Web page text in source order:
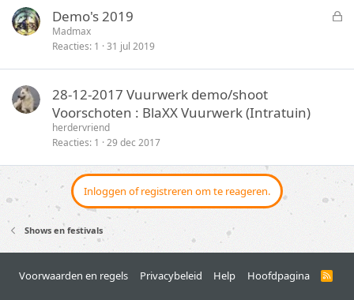
G
Demo's 2019
Madmax
Reacties 1 31 jul 2019
28-12-2017 Vuurwerk demo/shoot
Voorschoten : BlaXX Vuurwerk (Intratuin)
herdervriend
Reacties 1 29 dec 2017
Inloggen of registreren om te reageren.
Shows en festivals
Voorwaarden en regels Privacybeleid Help Hoofdpagina
R